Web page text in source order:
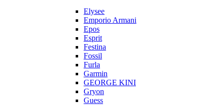
Elysee
Emporio Armani
Epos
Esprit
Festina
Fossil
Furla
Garmin
GEORGE KINI
Gryon
Guess